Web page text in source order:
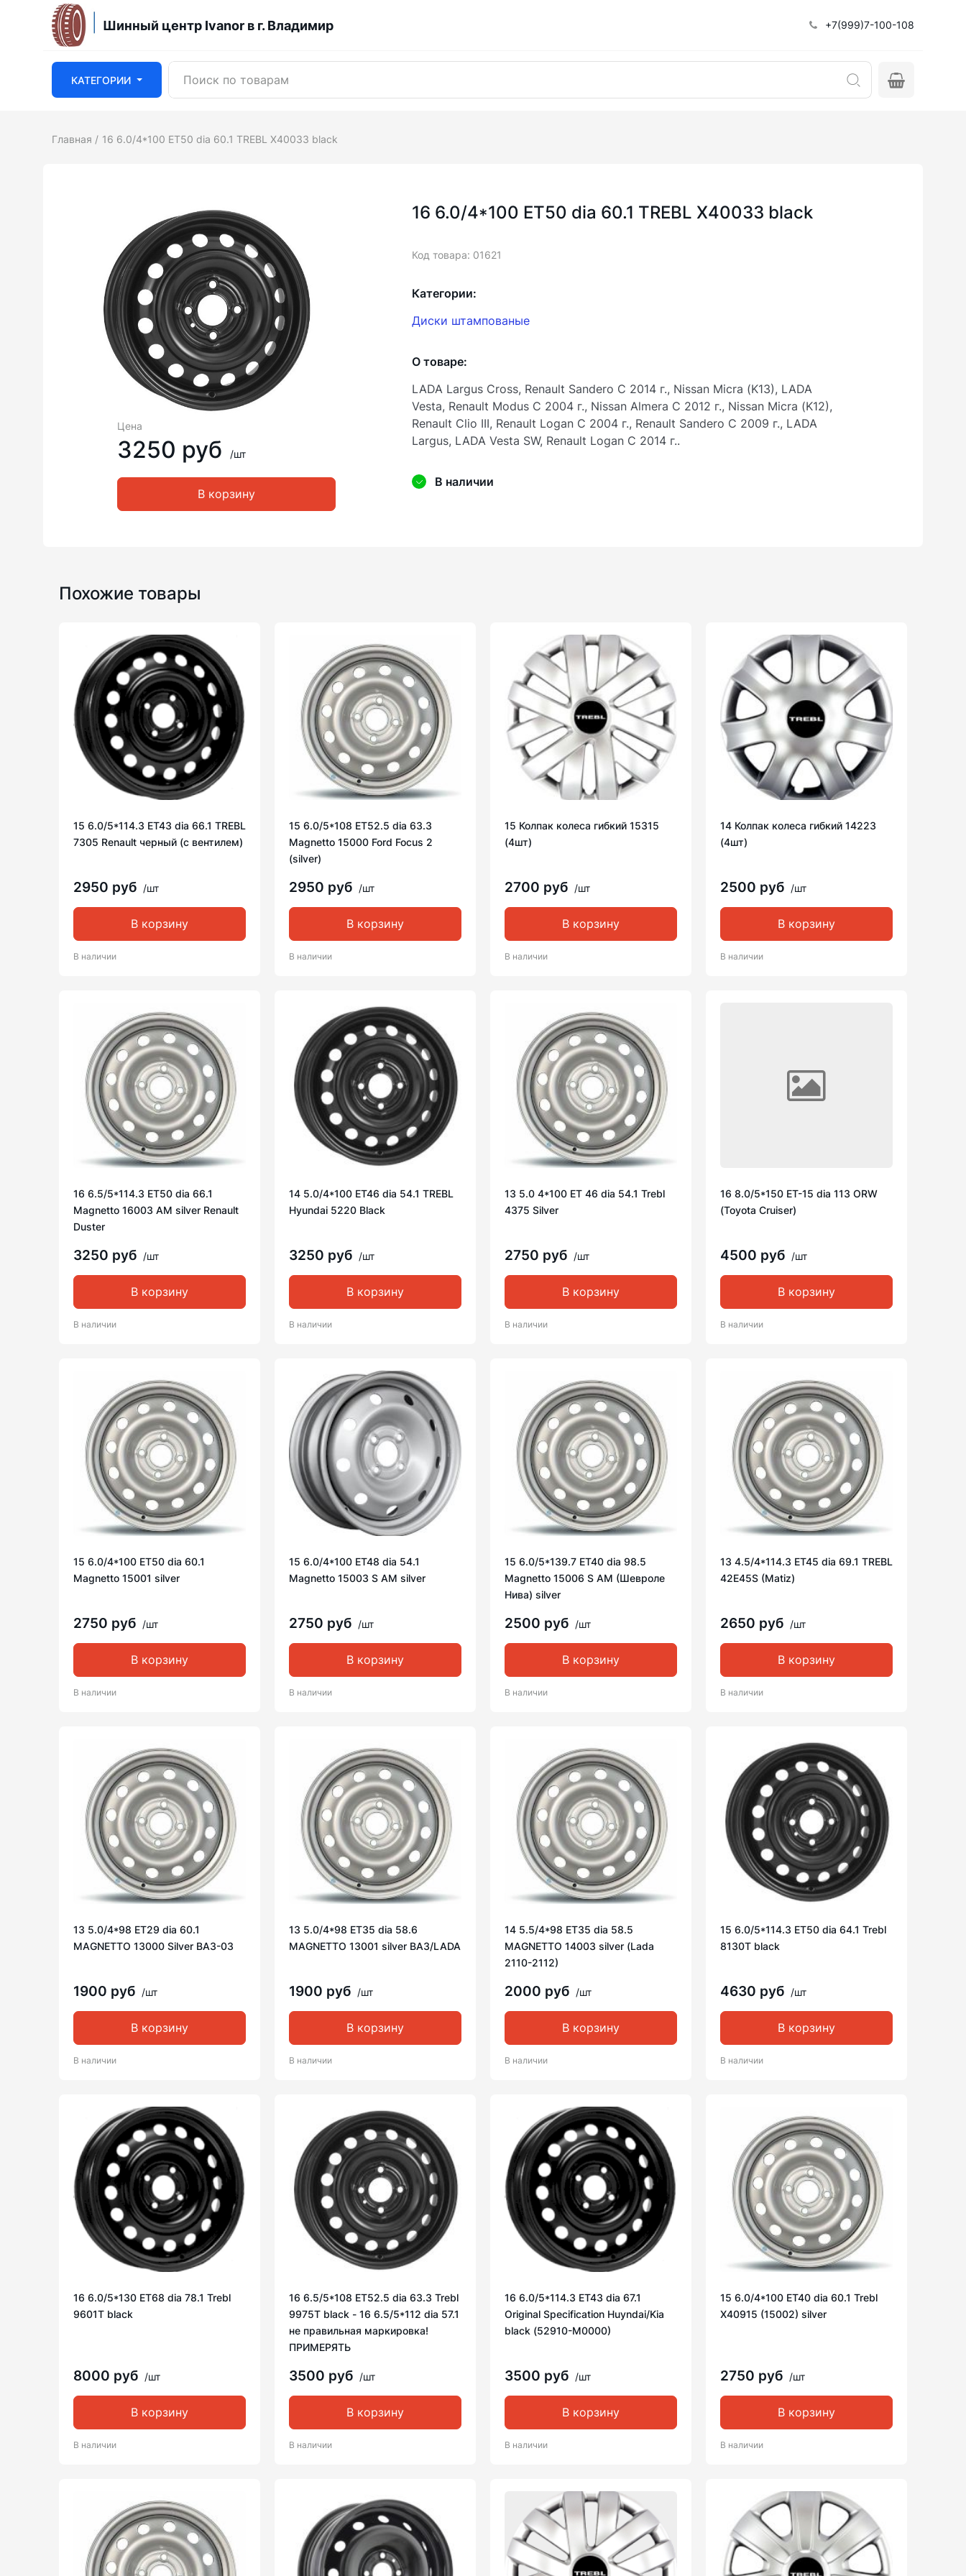
Шинный центр Ivanor в г. Владимир +7(999)7-100-108
КАТЕГОРИИ
Главная 16 6.0/4*100 ET50 dia 60.1 TREBL X40033 black
Цена
3250 руб /шт
В корзину
16 6.0/4*100 ET50 dia 60.1 TREBL X40033 black
Код товара: 01621
Категории:
Диски штампованые
О товаре:
LADA Largus Cross, Renault Sandero С 2014 г., Nissan Micra (K13), LADA
Vesta, Renault Modus С 2004 г., Nissan Almera С 2012 г., Nissan Micra (K12),
Renault Clio III, Renault Logan С 2004 г., Renault Sandero С 2009 г., LADA
Largus, LADA Vesta SW, Renault Logan С 2014 г..
В наличии
Похожие товары
15 6.0/5*114.3 ET43 dia 66.1 TREBL
7305 Renault черный (с вентилем)
2950 руб /шт
В корзину
В наличии
15 6.0/5*108 ET52.5 dia 63.3
Magnetto 15000 Ford Focus 2
(silver)
2950 руб /шт
В корзину
В наличии
15 Колпак колеса гибкий 15315
(4шт)
2700 руб /шт
В корзину
В наличии
14 Колпак колеса гибкий 14223
(4шт)
2500 руб /шт
В корзину
В наличии
16 6.5/5*114.3 ET50 dia 66.1
Magnetto 16003 AM silver Renault
Duster
3250 руб /шт
В корзину
В наличии
14 5.0/4*100 ET46 dia 54.1 TREBL
Hyundai 5220 Black
3250 руб /шт
В корзину
В наличии
13 5.0 4*100 ET 46 dia 54.1 Trebl
4375 Silver
2750 руб /шт
В корзину
В наличии
16 8.0/5*150 ET-15 dia 113 ORW
(Toyota Cruiser)
4500 руб /шт
В корзину
В наличии
15 6.0/4*100 ET50 dia 60.1
Magnetto 15001 silver
2750 руб /шт
В корзину
В наличии
15 6.0/4*100 ET48 dia 54.1
Magnetto 15003 S AM silver
2750 руб /шт
В корзину
В наличии
15 6.0/5*139.7 ET40 dia 98.5
Magnetto 15006 S AM (Шевроле
Нива) silver
2500 руб /шт
В корзину
В наличии
13 4.5/4*114.3 ET45 dia 69.1 TREBL
42E45S (Matiz)
2650 руб /шт
В корзину
В наличии
13 5.0/4*98 ET29 dia 60.1
MAGNETTO 13000 Silver ВАЗ-03
1900 руб /шт
В корзину
В наличии
13 5.0/4*98 ET35 dia 58.6
MAGNETTO 13001 silver ВАЗ/LADA
1900 руб /шт
В корзину
В наличии
14 5.5/4*98 ET35 dia 58.5
MAGNETTO 14003 silver (Lada
2110-2112)
2000 руб /шт
В корзину
В наличии
15 6.0/5*114.3 ET50 dia 64.1 Trebl
8130T black
4630 руб /шт
В корзину
В наличии
16 6.0/5*130 ET68 dia 78.1 Trebl
9601T black
8000 руб /шт
В корзину
В наличии
16 6.5/5*108 ET52.5 dia 63.3 Trebl
9975T black - 16 6.5/5*112 dia 57.1
не правильная маркировка!
ПРИМЕРЯТЬ
3500 руб /шт
В корзину
В наличии
16 6.0/5*114.3 ET43 dia 67.1
Original Specification Huyndai/Kia
black (52910-M0000)
3500 руб /шт
В корзину
В наличии
15 6.0/4*100 ET40 dia 60.1 Trebl
X40915 (15002) silver
2750 руб /шт
В корзину
В наличии